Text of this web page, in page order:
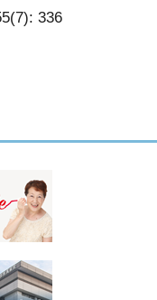
336